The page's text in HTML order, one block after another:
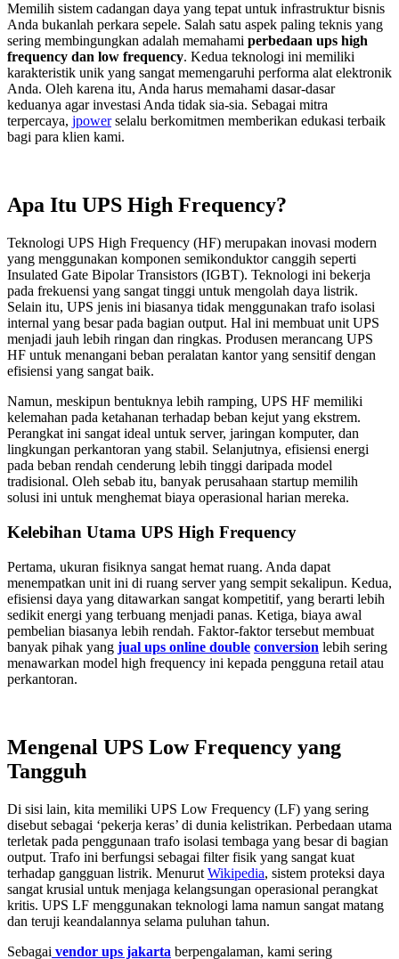
Memilih sistem cadangan daya yang tepat untuk infrastruktur bisnis
Anda bukanlah perkara sepele. Salah satu aspek paling teknis yang
sering membingungkan adalah memahami perbedaan ups high
frequency dan low frequency. Kedua teknologi ini memiliki
karakteristik unik yang sangat memengaruhi performa alat elektronik
Anda. Oleh karena itu, Anda harus memahami dasar-dasar
keduanya agar investasi Anda tidak sia-sia. Sebagai mitra
terpercaya, jpowerselalu berkomitmen memberikan edukasi terbaik
bagi para klien kami.
Apa Itu UPS High Frequency?
Teknologi UPS High Frequency (HF) merupakan inovasi modern
yang menggunakan komponen semikonduktor canggih seperti
Insulated Gate Bipolar Transistors (IGBT). Teknologi ini bekerja
pada frekuensi yang sangat tinggi untuk mengolah daya listrik.
Selain itu, UPS jenis ini biasanya tidak menggunakan trafo isolasi
internal yang besar pada bagian output. Hal ini membuat unit UPS
menjadi jauh lebih ringan dan ringkas. Produsen merancang UPS
HF untuk menangani beban peralatan kantor yang sensitif dengan
efisiensi yang sangat baik.
Namun, meskipun bentuknya lebih ramping, UPS HF memiliki
kelemahan pada ketahanan terhadap beban kejut yang ekstrem.
Perangkat ini sangat ideal untuk server, jaringan komputer, dan
lingkungan perkantoran yang stabil. Selanjutnya, efisiensi energi
pada beban rendah cenderung lebih tinggi daripada model
tradisional. Oleh sebab itu, banyak perusahaan startup memilih
solusi ini untuk menghemat biaya operasional harian mereka.
Kelebihan Utama UPS High Frequency
Pertama, ukuran fisiknya sangat hemat ruang. Anda dapat
menempatkan unit ini di ruang server yang sempit sekalipun. Kedua,
efisiensi daya yang ditawarkan sangat kompetitif, yang berarti lebih
sedikit energi yang terbuang menjadi panas. Ketiga, biaya awal
pembelian biasanya lebih rendah. Faktor-faktor tersebut membuat
banyak pihak yang jual ups online double conversion lebih sering
menawarkan model high frequency ini kepada pengguna retail atau
perkantoran.
Mengenal UPS Low Frequency yang
Tangguh
Di sisi lain, kita memiliki UPS Low Frequency (LF) yang sering
disebut sebagai ‘pekerja keras’ di dunia kelistrikan. Perbedaan utama
terletak pada penggunaan trafo isolasi tembaga yang besar di bagian
output. Trafo ini berfungsi sebagai filter fisik yang sangat kuat
terhadap gangguan listrik. Menurut Wikipedia, sistem proteksi daya
sangat krusial untuk menjaga kelangsungan operasional perangkat
kritis. UPS LF menggunakan teknologi lama namun sangat matang
dan teruji keandalannya selama puluhan tahun.
Sebagai vendor ups jakarta berpengalaman, kami sering